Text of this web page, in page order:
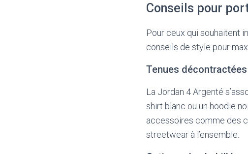
Conseils pour
Pour ceux qui souhaitent
conseils de style pour
Tenues décontractées
La Jordan 4 Argenté
shirt blanc ou un hoodie
accessoires comme des
streetwear à l’ensemble.